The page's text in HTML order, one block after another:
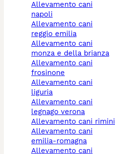
allevamento cani
napoli
allevamento cani
reggio emilia
allevamento cani
monza e della brianza
allevamento cani
frosinone
allevamento cani
liguria
allevamento cani
legnago verona
allevamento cani rimini
allevamento cani
emilia-romagna
allevamento cani